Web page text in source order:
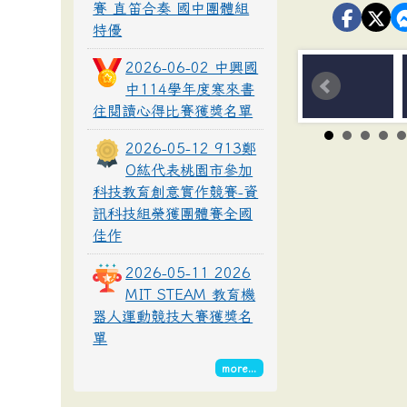
賽 直笛合奏 國中團體組
特優
2026-06-02 中興國
中114學年度寒來書
往閱讀心得比賽獲獎名單
2026-05-12 913鄭
O紘代表桃園市參加
科技教育創意實作競賽-資
訊科技組榮獲團體賽全國
佳作
2026-05-11 2026
MIT STEAM 教育機
器人運動競技大賽獲獎名
單
more...